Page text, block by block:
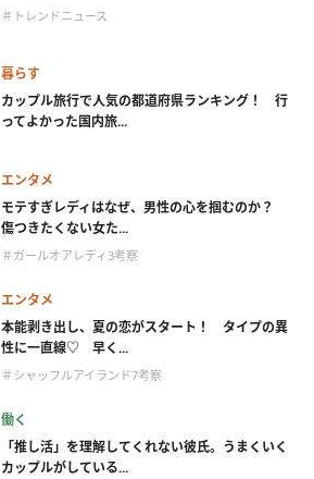
＃トレンドニュース
暮らす
カップル旅行で人気の都道府県ランキング！ 行
ってよかった国内旅...
エンタメ
モテすぎレディはなぜ、男性の心を掴むのか？
傷つきたくない女た...
＃ガールオアレディ3考察
エンタメ
本能剥き出し、夏の恋がスタート！ タイプの異
性に一直線♡ 早く...
＃シャッフルアイランド7考察
働く
「推し活」を理解してくれない彼氏。うまくいく
カップルがしている...